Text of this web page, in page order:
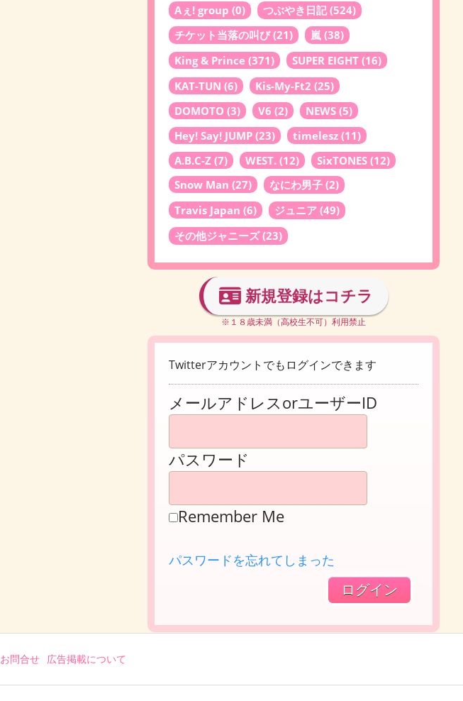
Aぇ! group (0) つぶやき日記(524)
チケット当落の叫び(21) 嵐 (38)
King & Prince (371) SUPER EIGHT (16)
KAT-TUN (6) Kis-My-Ft2 (25)
DOMOTO (3) V6 (2) NEWS (5)
Hey! Say! JUMP (23) timelesz (11)
A.B.C-Z (7) WEST. (12) SixTONES (12)
Snow Man (27) なにわ男子 (2)
Travis Japan (6) ジュニア (49)
その他ジャニーズ(23)
新規登録はコチラ
※１８歳未満（高校生不可）利用禁止
Twitterアカウントでもログインできます
メールアドレスorユーザーID
パスワード
Remember Me
パスワードを忘れてしまった
お問合せ 広告掲載について